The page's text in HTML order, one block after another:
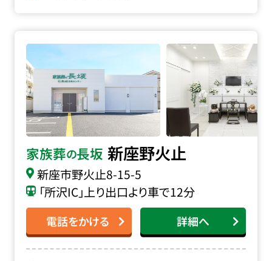
家族葬の長坂 新座野火止
新座市野火止8-15-5
「所沢IC」上り出口より車で12分
電話をかける 詳細へ